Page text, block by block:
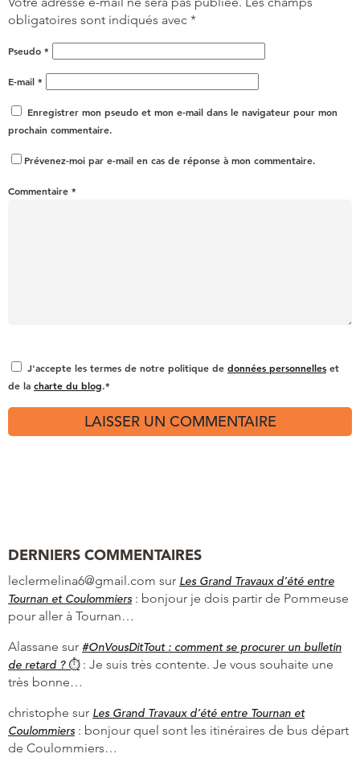
obligatoires sont indiqués avec *
Pseudo *
E-mail *
Enregistrer mon pseudo et mon e-mail dans le navigateur pour mon
prochain commentaire.
Prévenez-moi par e-mail en cas de réponse à mon commentaire.
Commentaire *
J'accepte les termes de notre politique de données personnelles et
de la charte du blog.*
DERNIERS COMMENTAIRES
leclermelina6@gmail.com sur Les Grand Travaux d’été entre
Tournan et Coulommiers : bonjour je dois partir de Pommeuse
pour aller à Tournan…
Alassane sur #OnVousDitTout : comment se procurer un bulletin
de retard ? ⏱: Je suis très contente. Je vous souhaite une
très bonne…
christophe sur Les Grand Travaux d’été entre Tournan et
Coulommiers : bonjour quel sont les itinéraires de bus départ
de Coulommiers…